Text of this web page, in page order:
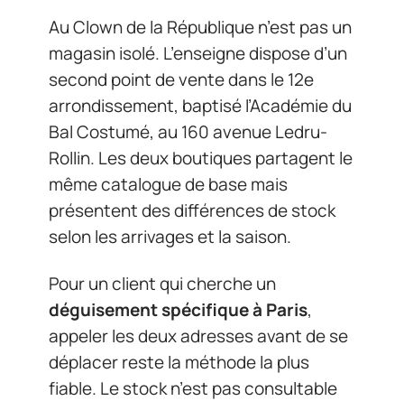
Au Clown de la République n’est pas un
magasin isolé. L’enseigne dispose d’un
second point de vente dans le 12e
arrondissement, baptisé l’Académie du
Bal Costumé, au 160 avenue Ledru-
Rollin. Les deux boutiques partagent le
même catalogue de base mais
présentent des différences de stock
selon les arrivages et la saison.
Pour un client qui cherche un
déguisement spécifique à Paris,
appeler les deux adresses avant de se
déplacer reste la méthode la plus
fiable. Le stock n’est pas consultable